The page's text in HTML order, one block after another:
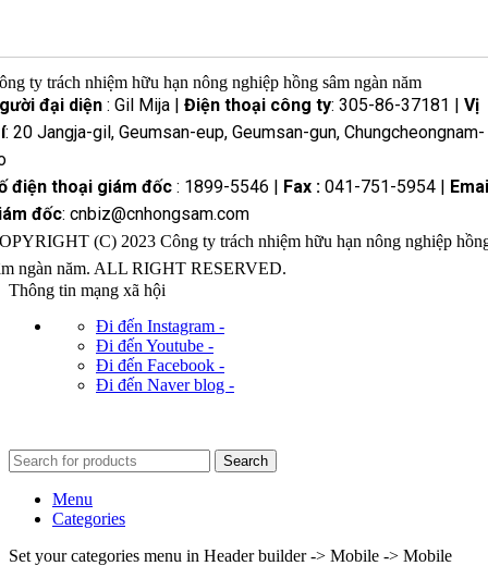
ty trách nhiệm hữu hạn nông nghiệp hồng sâm ngàn năm
đại diện : Gil Mija | Điện thoại công ty: 305-86-37181 | Vị
: 20 Jangja-gil, Geumsan-eup, Geumsan-gun, Chungcheongnam-
điện thoại giám đốc : 1899-5546 | Fax : 041-751-5954 |
đốc: cnbiz@cnhongsam.com
(C) 2023 Công ty trách nhiệm hữu hạn nông nghiệp
ngàn năm. ALL RIGHT RESERVED.
Thông tin mạng xã hội
Đi đến Instagram -
Đi đến Youtube -
Đi đến Facebook -
Đi đến Naver blog -
Search
Menu
Categories
Set your categories menu in Header builder -> Mobile -> Mobile